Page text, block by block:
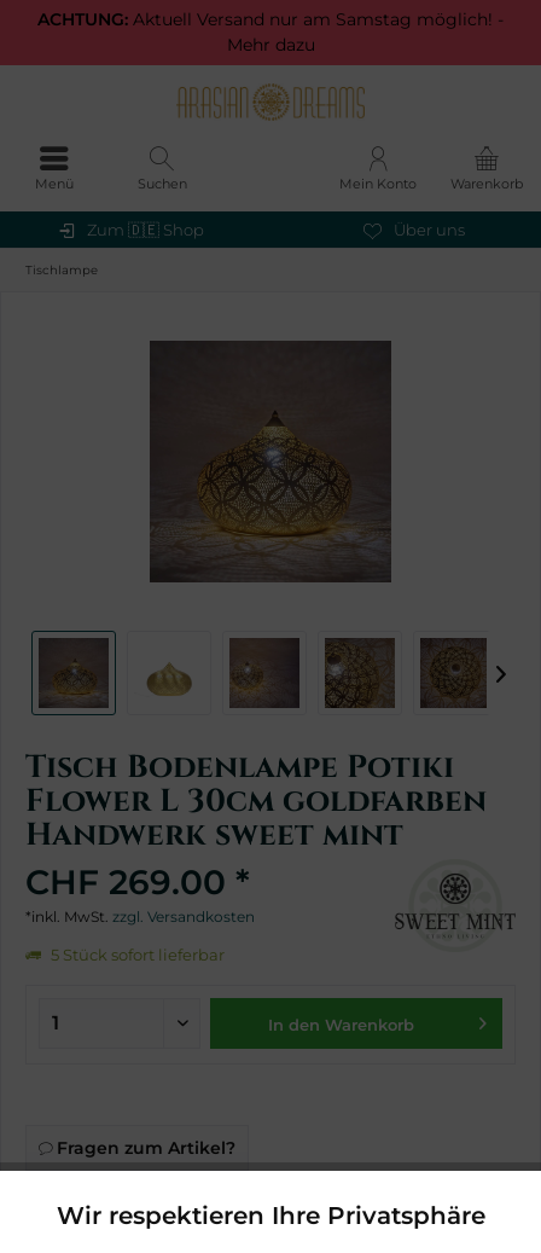
ACHTUNG: Aktuell Versand nur am Samstag möglich! -
Mehr dazu
Zum 🇩🇪 Shop Über uns
Menü Warenkorb
Mein Konto
Suchen
Tischlampe
Tisch Bodenlampe Potiki
Flower L 30cm goldfarben
Handwerk sweet mint
CHF 269.00 *
*inkl. MwSt. zzgl. Versandkosten
5 Stück sofort lieferbar
In den Warenkorb
Fragen zum Artikel?
Artikel-Nr.: AD14840
Funktionale Aktiv
Wir respektieren Ihre Privatsphäre